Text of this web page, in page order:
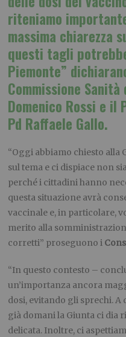
riteniamo
massima chiarezza
questi tagli
Piemonte”
Commissione
Domenico Rossi e il
Pd Raffaele Gallo.
“Oggi abbiamo chiesto
sul tema e ci dispiace non
perché i cittadini hanno
questa situazione avrà
vaccinale e, in particolare,
merito alla
corretti” proseguono i
“In questo contesto –
un’importanza ancora
dosi, evitando gli sprechi.
già domani la Giunta ci dia
delicata. Inoltre, ci